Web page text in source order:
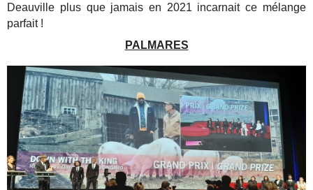
Deauville plus que jamais en 2021 incarnait ce mélange
parfait !
PALMARES